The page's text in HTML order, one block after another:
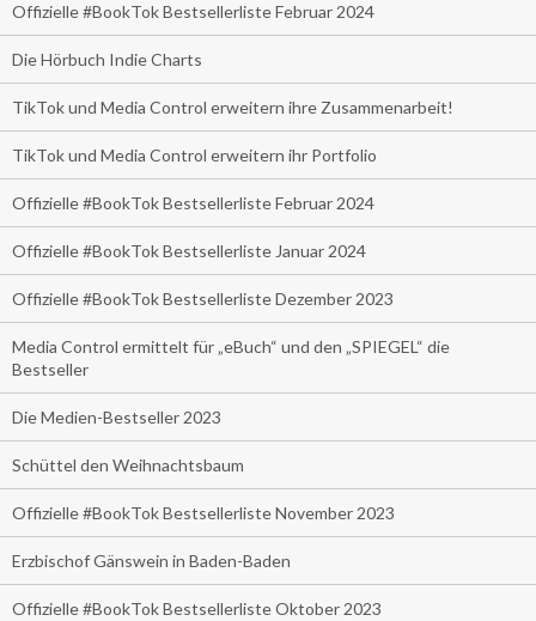
Offizielle #BookTok Bestsellerliste Februar 2024
Die Hörbuch Indie Charts
TikTok und Media Control erweitern ihre Zusammenarbeit!
TikTok und Media Control erweitern ihr Portfolio
Offizielle #BookTok Bestsellerliste Februar 2024
Offizielle #BookTok Bestsellerliste Januar 2024
Offizielle #BookTok Bestsellerliste Dezember 2023
Media Control ermittelt für „eBuch“ und den „SPIEGEL“ die
Bestseller
Die Medien-Bestseller 2023
Schüttel den Weihnachtsbaum
Offizielle #BookTok Bestsellerliste November 2023
Erzbischof Gänswein in Baden-Baden
Offizielle #BookTok Bestsellerliste Oktober 2023